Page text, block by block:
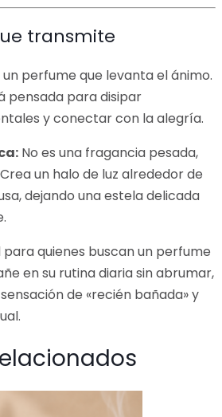
transmite
un perfume que levanta el ánimo.
pensada para disipar
y conectar con la alegría.
No es una fragancia pesada,
un halo de luz alrededor de
dejando una estela delicada
para quienes buscan un perfume
en su rutina diaria sin abrumar,
de «recién bañada» y